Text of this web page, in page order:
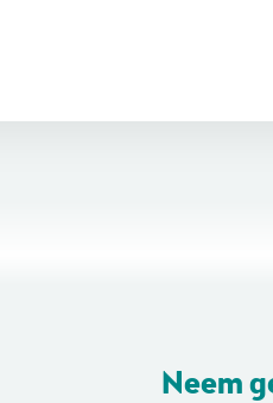
Neem